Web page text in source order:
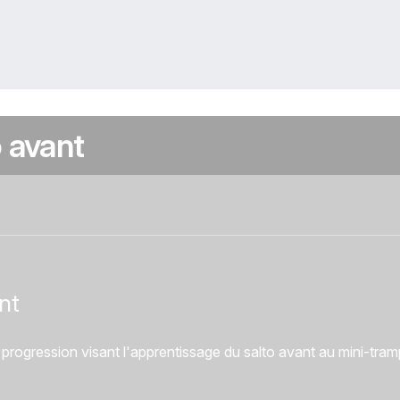
visant l'apprentissage du salto avant au mini-